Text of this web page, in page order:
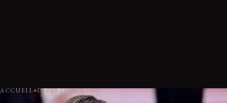
ACCUEIL DIVERTISSEMENT